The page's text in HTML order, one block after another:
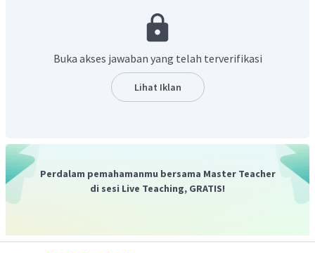
polimerisasi adisi, yaitu proses pembentukan polimer
melalui penggabungan molekul-molekul yang berikatan
pada soal disusun oleh monomer
melalui reaksi berikut:
Dengan demikian, polimer tersebut terbentuk dari
campuran monomer
.
Jadi, jawaban yang benar adalah D.
Buka akses jawaban yang telah terverifikasi
Lihat Iklan
Perdalam pemahamanmu bersama Master Teacher
di sesi Live Teaching, GRATIS!